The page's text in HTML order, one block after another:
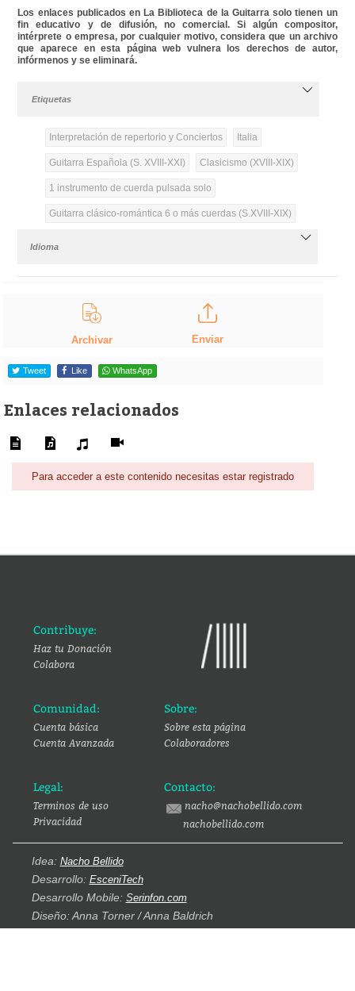
Los enlaces publicados en La Biblioteca de la Guitarra solo tienen un
fin educativo y de difusión, no comercial. Si algún compositor,
intérprete o empresa, por cualquier motivo, considera que un archivo
que aparece en esta página web vulnera los derechos de autor,
infórmenos y se eliminará.
Etiquetas
Interpretación de repertorio y Conciertos Italia
Guitarra Española (S. XVIII-XXI) Clasicismo (XVIII-XIX)
1 instrumento de cuerda pulsada solo
Guitarra clásico-romántica 6 o más cuerdas (S.XVIII-XIX)
Idioma
Archivar Enviar
Tweet Like WhatsApp
Enlaces relacionados
Para acceder a este contenido necesitas estar registrado
Contribuye:
Haz tu Donación
Colabora
Comunidad:
Cuenta básica
Cuenta Avanzada
Sobre:
Sobre esta página
Colaboradores
Legal:
Terminos de uso
Privacidad
Contacto:
nacho@nachobellido.com
nachobellido.com
Idea: Nacho Bellido
Desarrollo: EsceniTech
Desarrollo Mobile: Serinfon.com
Diseño: Anna Torner / Anna Baldrich